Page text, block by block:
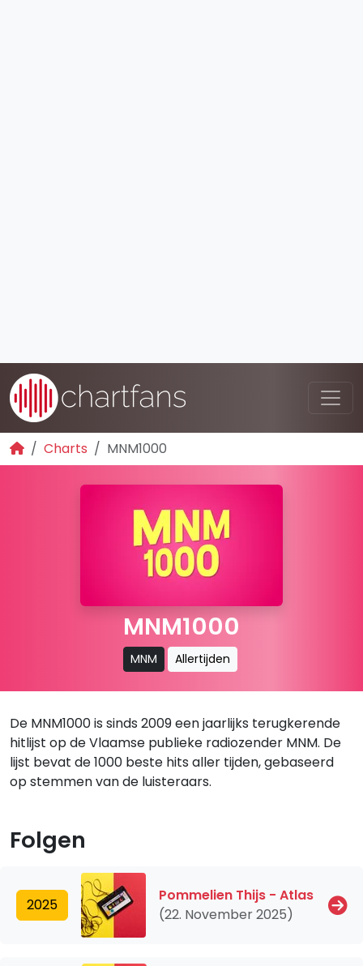
Charts MNM1000
MNM1000
MNM Allertijden
De MNM1000 is sinds 2009 een jaarlijks terugkerende
hitlijst op de Vlaamse publieke radiozender MNM. De
lijst bevat de 1000 beste hits aller tijden, gebaseerd
op stemmen van de luisteraars.
Folgen
2025
Pommelien Thijs - Atlas
(22. November 2025)